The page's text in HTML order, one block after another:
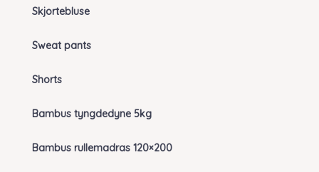
Skjortebluse
Sweat pants
Shorts
Bambus tyngdedyne 5kg
Bambus rullemadras 120×200